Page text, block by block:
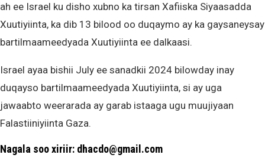
ah ee Israel ku disho xubno ka tirsan Xafiiska Siyaasadda
Xuutiyiinta, ka dib 13 bilood oo duqaymo ay ka gaysaneysay
bartilmaameedyada Xuutiyiinta ee dalkaasi.
Israel ayaa bishii July ee sanadkii 2024 bilowday inay
duqayso bartilmaameedyada Xuutiyiinta, si ay uga
jawaabto weerarada ay garab istaaga ugu muujiyaan
Falastiiniyiinta Gaza.
Nagala soo xiriir: dhacdo@gmail.com